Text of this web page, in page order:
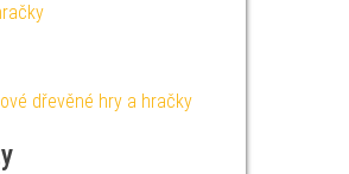
dřevěné hry a hračky